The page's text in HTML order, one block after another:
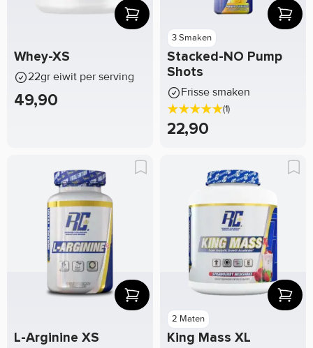
Whey-XS
22gr eiwit per serving
49,90
3 Smaken
Stacked-NO Pump
Shots
Frisse smaken
(1)
22,90
L-Arginine XS
2 Maten
King Mass XL